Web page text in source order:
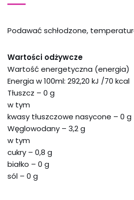
Podawać schłodzone,
Wartości odżywcze
Wartość energetyczna (energia)
Energia w 100ml: 292,20 kJ /70 kcal
Tłuszcz – 0 g
w tym
kwasy tłuszczowe nasycone – 0 g
Węglowodany – 3,2 g
w tym
cukry – 0,8 g
białko – 0 g
sól – 0 g